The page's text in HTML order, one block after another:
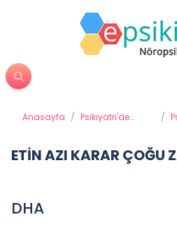
Anasayfa / Psikiyatri'de
/
ETİN AZI KARAR ÇOĞU
DHA